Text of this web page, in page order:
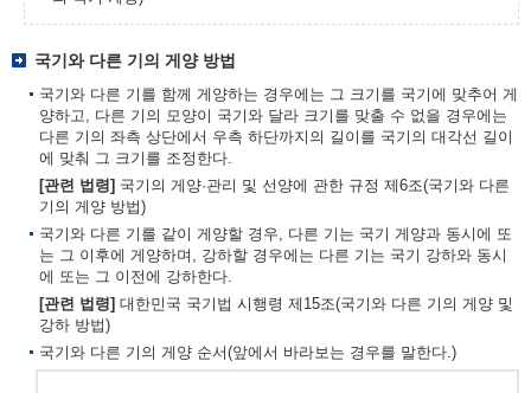
국기와 다른 기의 게양 방법
국기와 다른 기를 함께 게양하는 경우에는 그 크기를 국기에 맞추어 게
양하고, 다른 기의 모양이 국기와 달라 크기를 맞출 수 없을 경우에는
다른 기의 좌측 상단에서 우측 하단까지의 길이를 국기의 대각선 길이
에 맞춰 그 크기를 조정한다.
[관련 법령] 국기의 게양·관리 및 선양에 관한 규정 제6조(국기와 다른
기의 게양 방법)
국기와 다른 기를 같이 게양할 경우, 다른 기는 국기 게양과 동시에 또
는 그 이후에 게양하며, 강하할 경우에는 다른 기는 국기 강하와 동시
에 또는 그 이전에 강하한다.
[관련 법령] 대한민국 국기법 시행령 제15조(국기와 다른 기의 게양 및
강하 방법)
국기와 다른 기의 게양 순서(앞에서 바라보는 경우를 말한다.)